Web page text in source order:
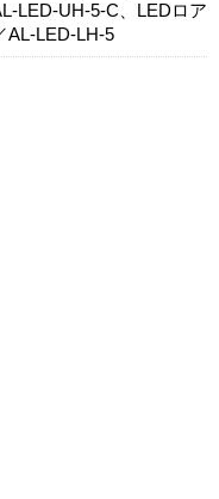
LED-UH-5-C、LEDロア
AL-LED-LH-5